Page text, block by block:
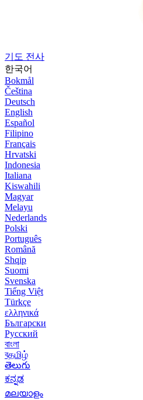
기도 전사
한국어
Bokmål
Čeština
Deutsch
English
Español
Filipino
Français
Hrvatski
Indonesia
Italiana
Kiswahili
Magyar
Melayu
Nederlands
Polski
Português
Română
Shqip
Suomi
Svenska
Tiếng Việt
Türkçe
ελληνικά
Български
Русский
বাংলা
বதமிழ்
తెలుగు
ಕನ್ನಡ
മലയാളം